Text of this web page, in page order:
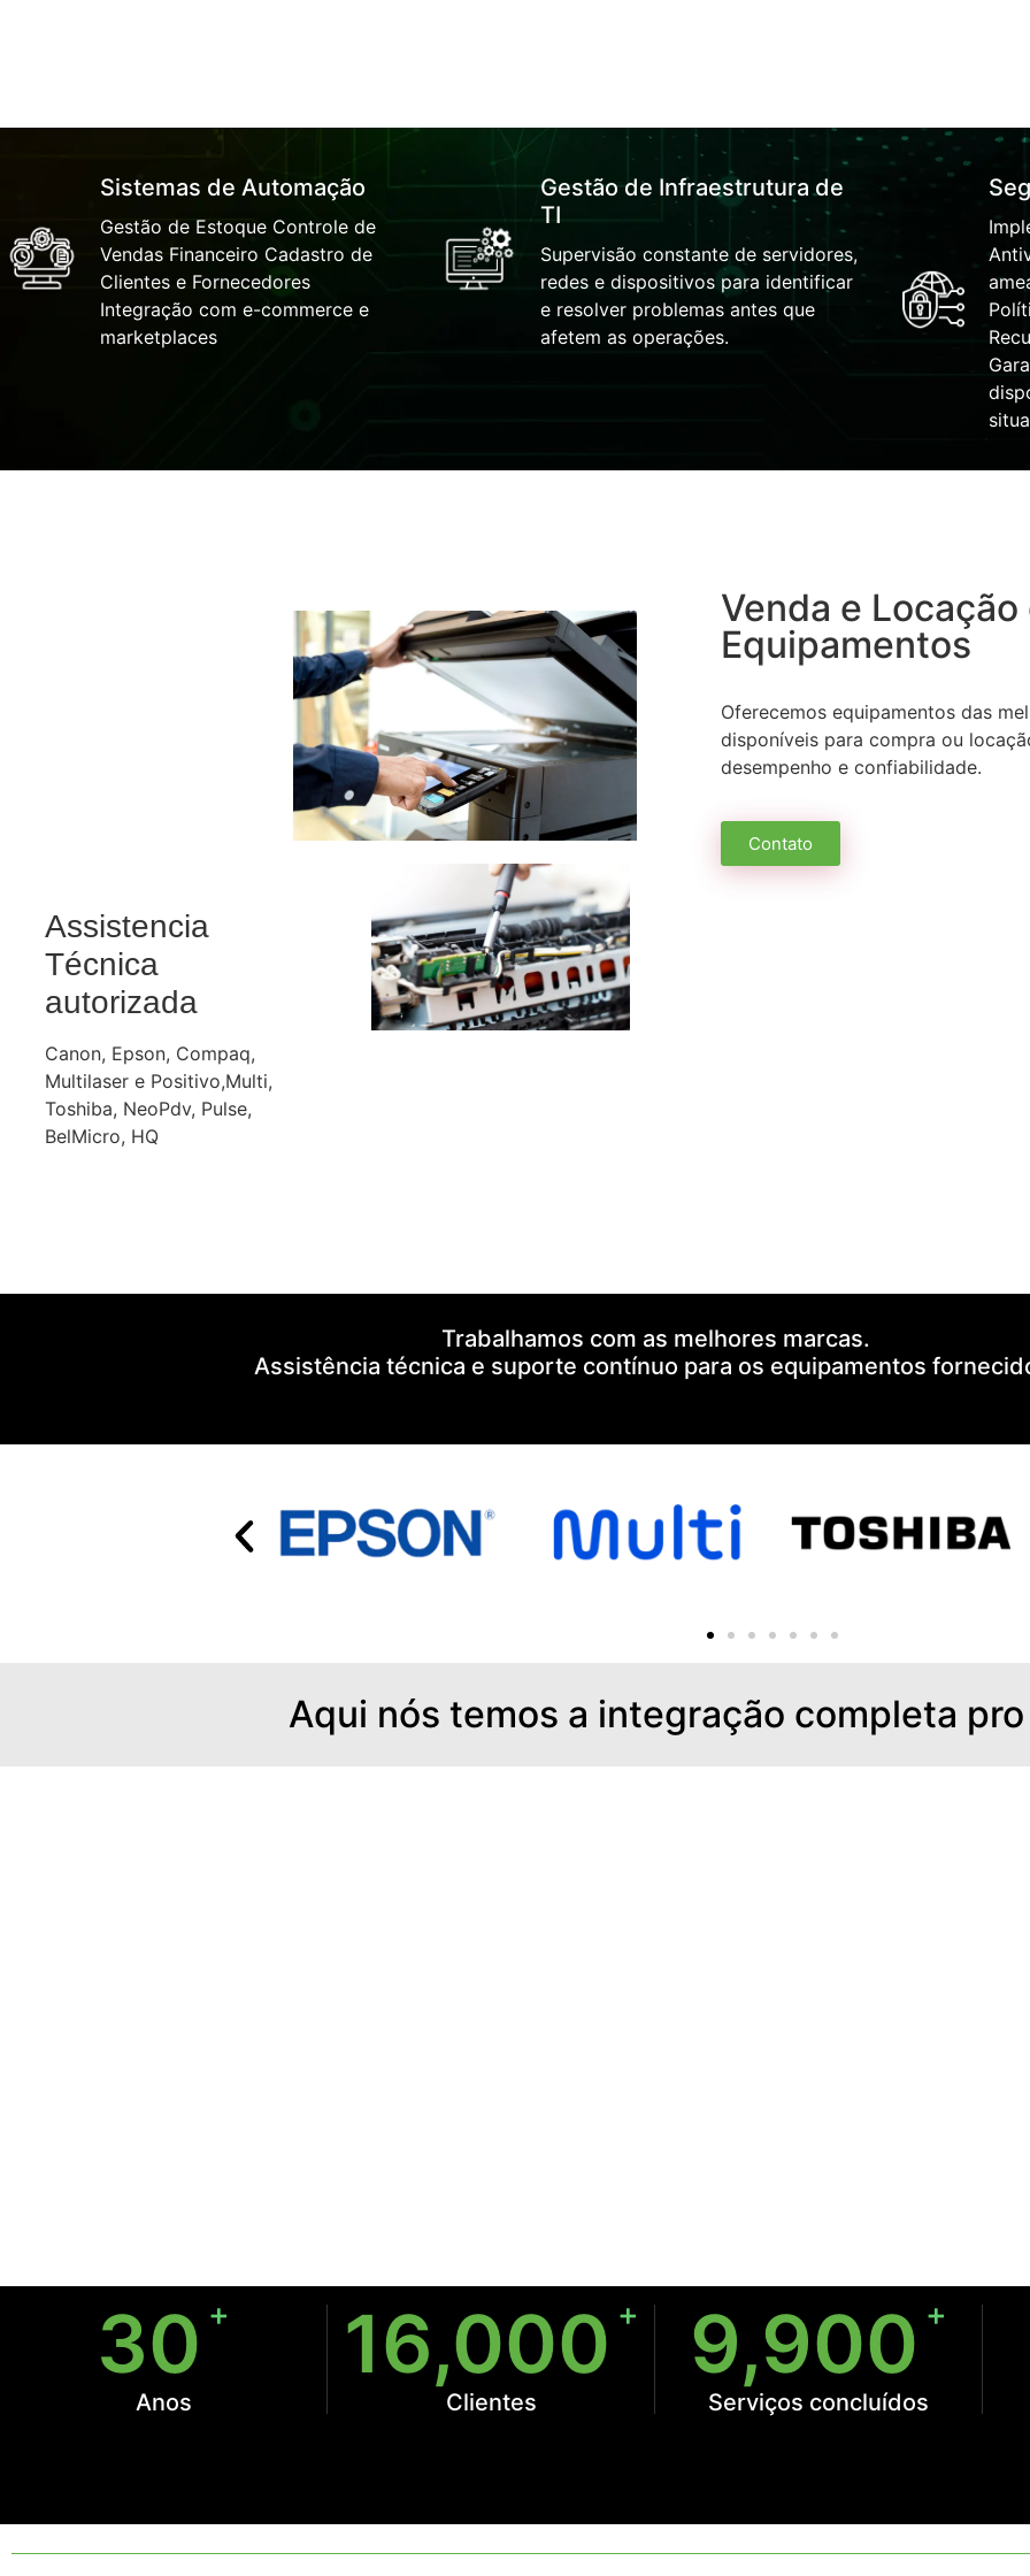
Sistemas de Automação
Gestão de Estoque Controle de
Vendas Financeiro Cadastro de
Clientes e Fornecedores
Integração com e-commerce e
marketplaces
Gestão de Infraestrutura de
TI
Supervisão constante de servidores,
redes e dispositivos para identificar
e resolver problemas antes que
afetem as operações.
Assistencia
Técnica
autorizada
Canon, Epson, Compaq,
Multilaser e Positivo,Multi,
Toshiba, NeoPdv, Pulse,
BelMicro, HQ
Venda e Locação
Equipamentos
Oferecemos equipamentos das
disponíveis para compra ou
desempenho e confiabilidade.
Contato
Trabalhamos com as melhores marcas.
Assistência técnica e suporte contínuo para os equipamentos
Aqui nós temos a integração completa
30 +
Anos
16,000 +
Clientes
9,900 +
Serviços concluídos